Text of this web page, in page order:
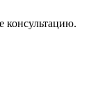
консультацию.